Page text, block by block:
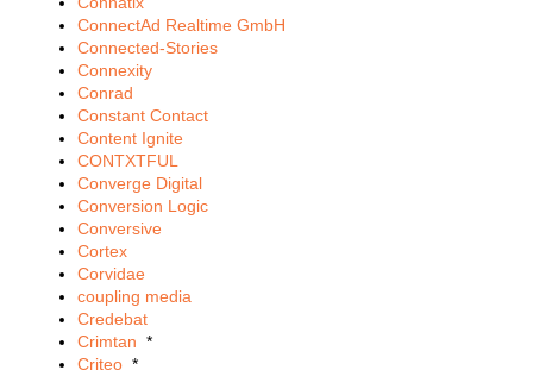
ConnectAd Realtime GmbH
Connected-Stories
Connexity
Conrad
Constant Contact
Content Ignite
CONTXTFUL
Converge Digital
Conversion Logic
Conversive
Cortex
Corvidae
coupling media
Credebat
Crimtan *
Criteo *